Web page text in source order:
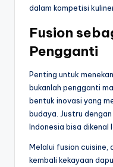
dalam kompetisi
Fusion
Pengganti
Penting untuk
bukanlah pengganti
bentuk inovasi yang
budaya. Justru
Indonesia bisa dikenal
Melalui fusion cuisine,
kembali kekayaan